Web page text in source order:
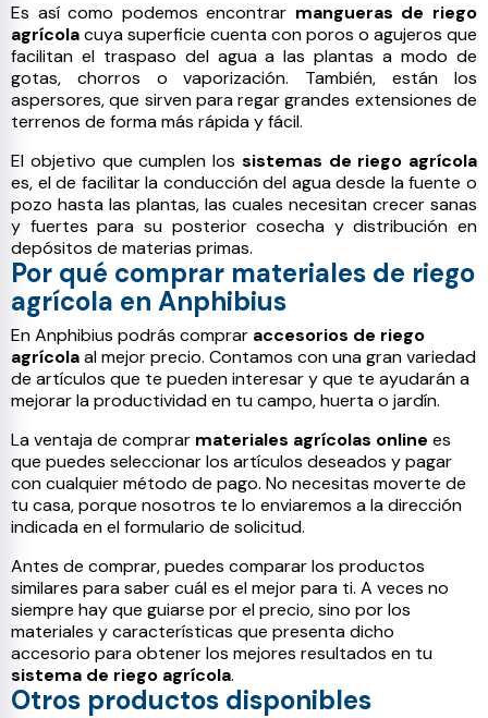
Es así como podemos encontrar mangueras de riego
agrícolacuya superficie cuenta con poros o agujeros que
facilitan el traspaso del agua a las plantas a modo de
gotas, chorros o vaporización. También, están los
aspersores, que sirven para regar grandes extensiones de
terrenos de forma más rápida y fácil.
El objetivo que cumplen los sistemas de riego agrícola
es, el de facilitar la conducción del agua desde la fuente o
pozo hasta las plantas, las cuales necesitan crecer sanas
y fuertes para su posterior cosecha y distribución en
depósitos de materias primas.
Por qué comprar materiales de riego
agrícola en Anphibius
En Anphibius podrás comprar accesorios de riego
agrícolaal mejor precio. Contamos con una gran variedad
de artículos que te pueden interesar y que te ayudarán a
mejorar la productividad en tu campo, huerta o jardín.
La ventaja de comprar materiales agrícolas online es
que puedes seleccionar los artículos deseados y pagar
con cualquier método de pago. No necesitas moverte de
tu casa, porque nosotros te lo enviaremos a la dirección
indicada en el formulario de solicitud.
Antes de comprar, puedes comparar los productos
similares para saber cuál es el mejor para ti. A veces no
siempre hay que guiarse por el precio, sino por los
materiales y características que presenta dicho
accesorio para obtener los mejores resultados en tu
sistema de riego agrícola.
Otros productos disponibles